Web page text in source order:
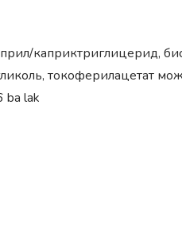
каприктриглицерид,
токоферилацетат
ba lak